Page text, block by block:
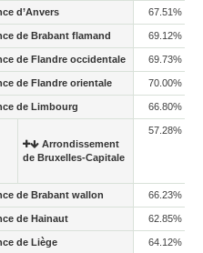
d’Anvers 67.51%
de Brabant flamand 69.12%
de Flandre occidentale 69.73%
de Flandre orientale 70.00%
de Limbourg 66.80%
Arrondissement
de Bruxelles-Capitale
57.28%
de Brabant wallon 66.23%
de Hainaut 62.85%
de Liège 64.12%